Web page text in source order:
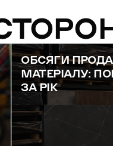
ОБСЯГИ
МАТЕРІАЛУ:
ЗА РІК